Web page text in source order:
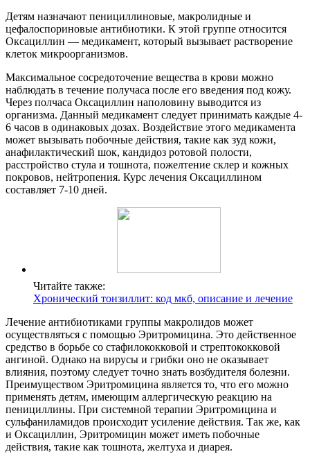
Детям назначают пенициллиновые, макролидные и
цефалоспориновые антибиотики. К этой группе относится
Оксациллин — медикамент, который вызывает растворение
клеток микроорганизмов.
Максимальное сосредоточение вещества в крови можно
наблюдать в течение получаса после его введения под кожу.
Через полчаса Оксациллин наполовину выводится из
организма. Данный медикамент следует принимать каждые 4-
6 часов в одинаковых дозах. Воздействие этого медикамента
может вызывать побочные действия, такие как зуд кожи,
анафилактический шок, кандидоз ротовой полости,
расстройство стула и тошнота, пожелтение склер и кожных
покровов, нейтропения. Курс лечения Оксациллином
составляет 7-10 дней.
Читайте также:
Хронический тонзиллит: код мкб, описание и лечение
Лечение антибиотиками группы макролидов может
осуществляться с помощью Эритромицина. Это действенное
средство в борьбе со стафилококковой и стрептококковой
ангиной. Однако на вирусы и грибки оно не оказывает
влияния, поэтому следует точно знать возбудителя болезни.
Преимуществом Эритромицина является то, что его можно
применять детям, имеющим аллергическую реакцию на
пенициллины. При системной терапии Эритромицина и
сульфаниламидов происходит усиление действия. Так же, как
и Оксациллин, Эритромицин может иметь побочные
действия, такие как тошнота, желтуха и диарея.